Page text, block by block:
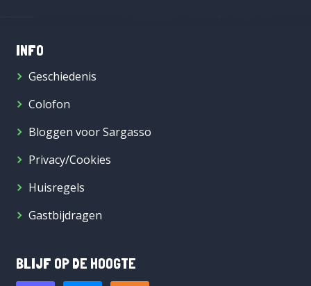
INFO
Geschiedenis
Colofon
Bloggen voor Sargasso
Privacy/Cookies
Huisregels
Gastbijdragen
BLIJF OP DE HOOGTE